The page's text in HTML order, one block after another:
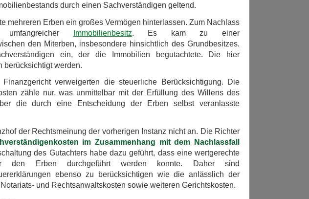
durch einen Sachverständigen geltend.
mehreren Erben ein großes Vermögen hinterlassen. Zum Nachlass
Immobilienbesitz. Es kam zu einer
den Miterben, insbesondere hinsichtlich des Grundbesitzes.
ein, der die Immobilien begutachtete. Die hier
berücksichtigt werden.
verweigerten die steuerliche Berücksichtigung. Die
zähle nur, was unmittelbar mit der Erfüllung des Willens des
die durch eine Entscheidung der Erben selbst veranlasste
der Rechtsmeinung der vorherigen Instanz nicht an. Die Richter
im Zusammenhang mit dem Nachlassfall
des Gutachters habe dazu geführt, dass eine wertgerechte
den Erben durchgeführt werden konnte. Daher sind
ebenso zu berücksichtigen wie die anlässlich der
und Rechtsanwaltskosten sowie weiteren Gerichtskosten.